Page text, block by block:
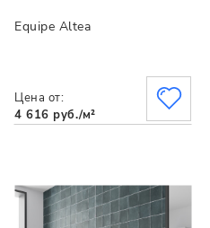
Equipe Altea
Цена от:
4 616 руб./м²